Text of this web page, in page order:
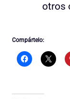
otros
Compártelo: